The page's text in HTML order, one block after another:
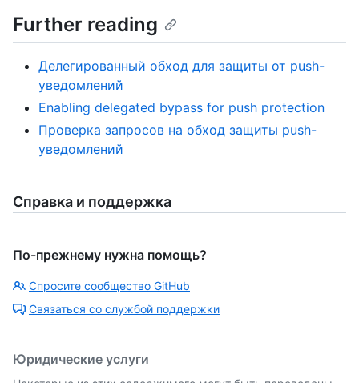
Further reading
Делегированный обход для защиты от push-
уведомлений
Enabling delegated bypass for push protection
Проверка запросов на обход защиты push-
уведомлений
Справка и поддержка
По-прежнему нужна помощь?
Спросите сообщество GitHub
Связаться со службой поддержки
Юридические услуги